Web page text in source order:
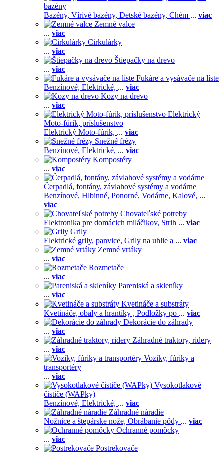
bazény
Bazény, Vírivé bazény, Detské bazény, Chém ... viac
Zemné valce
... viac
Cirkulárky
... viac
Štiepačky na drevo
... viac
Fukáre a vysávače na líste
Benzínové, Elektrické, ... viac
Kozy na drevo
... viac
Elektrický
Moto-fúrik, príslušenstvo
Elektrický Moto-fúrik, ... viac
Snežné frézy
Benzínové, Elektrické, ... viac
Kompostéry
... viac
Čerpadlá, fontány, závlahové systémy a vodárne
Benzínové, Hlbinné, Ponorné, Vodárne, Kalové, ...
viac
Chovateľské potreby
Elektronika pre domácich miláčikov, Strih ... viac
Grily
Elektrické grily, panvice, Grily na uhlie a ... viac
Zemné vrtáky
... viac
Rozmetače
... viac
Pareniská a skleníky
... viac
Kvetináče a substráty
Kvetináče, obaly a hrantíky , Podložky po ... viac
Dekorácie do záhrady
... viac
Záhradné traktory, ridery
... viac
Voziky, fúriky a
transportéry
... viac
Vysokotlakové
čističe (WAPky)
Benzínové, Elektrické, ... viac
Záhradné náradie
Nožnice a štepárske nože, Obrábanie pôdy ... viac
Ochranné pomôcky
... viac
Postrekovače